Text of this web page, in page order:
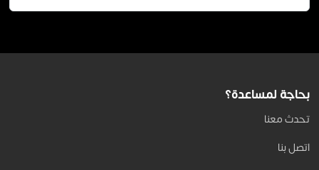
بحاجة لمساعدة؟
تحدث معنا
اتصل بنا